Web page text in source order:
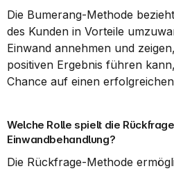
Die Bumerang-Methode
des Kunden in Vorteile
Einwand annehmen und
positiven Ergebnis führen
Chance auf einen
Welche Rolle spielt die
Einwandbehandlung?
Die Rückfrage-Methode